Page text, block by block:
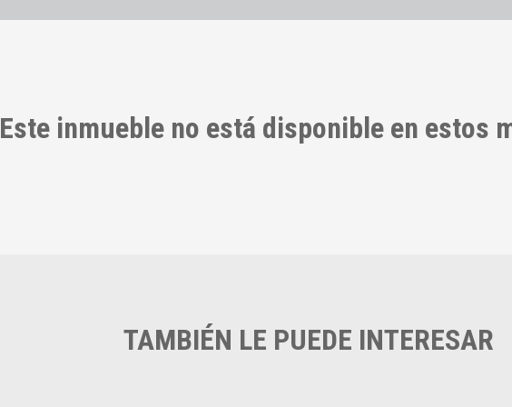
Este inmueble no está disponible en estos
TAMBIÉN LE PUEDE INTERESAR